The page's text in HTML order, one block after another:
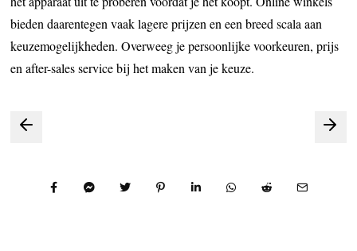
bieden daarentegen vaak lagere prijzen en een breed scala aan
keuzemogelijkheden. Overweeg je persoonlijke voorkeuren, prijs
en after-sales service bij het maken van je keuze.
Bericht